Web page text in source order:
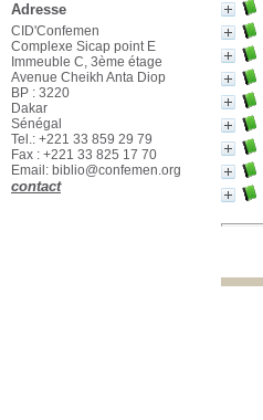
300 Sciences sociales
[18]
Romans policiers[1]
Adresse
CID'Confemen
Complexe Sicap point E
Immeuble C, 3ème étage
Avenue Cheikh Anta Diop
BP : 3220
Dakar
Sénégal
Tel.: +221 33 859 29 79
Fax : +221 33 825 17 70
Email: biblio@confemen.org
contact